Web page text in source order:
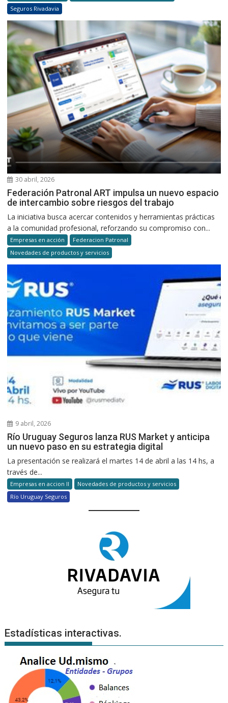
Seguros Rivadavia
30 abril, 2026
Federación Patronal ART impulsa un nuevo espacio
de intercambio sobre riesgos del trabajo
La iniciativa busca acercar contenidos y herramientas prácticas
a la comunidad profesional, reforzando su compromiso con...
Empresas en acción
Federacion Patronal
Novedades de productos y servicios
9 abril, 2026
Río Uruguay Seguros lanza RUS Market y anticipa
un nuevo paso en su estrategia digital
La presentación se realizará el martes 14 de abril a las 14 hs, a
través de...
Empresas en accion II
Novedades de productos y servicios
Río Uruguay Seguros
Estadísticas interactivas.